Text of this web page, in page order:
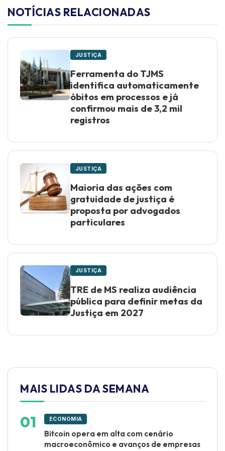
NOTÍCIAS RELACIONADAS
JUSTIÇA
Ferramenta do TJMS
identifica automaticamente
óbitos em processos e já
confirmou mais de 3,2 mil
registros
JUSTIÇA
Maioria das ações com
gratuidade de justiça é
proposta por advogados
particulares
JUSTIÇA
TRE de MS realiza audiência
pública para definir metas da
Justiça em 2027
MAIS LIDAS DA SEMANA
ECONOMIA
Bitcoin opera em alta com cenário
macroeconômico e avanços de empresas